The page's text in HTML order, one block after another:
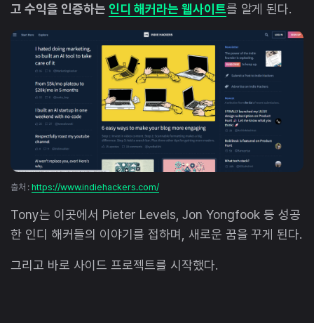
고 수익을 인증하는 인디 해커라는 웹사이트를 알게 된다.
출처 : https://www.indiehackers.com/
Tony는 이곳에서 Pieter Levels, Jon Yongfook 등 성공
한 인디 해커들의 이야기를 접하며, 새로운 꿈을 꾸게 된다.
그리고 바로 사이드 프로젝트를 시작했다.